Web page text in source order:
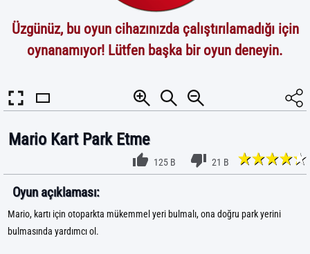
Üzgünüz, bu oyun cihazınızda çalıştırılamadığı için
oynanamıyor! Lütfen başka bir oyun deneyin.
Mario Kart Park Etme
125 B 21 B
Oyun açıklaması:
Mario, kartı için otoparkta mükemmel yeri bulmalı, ona doğru park yerini
bulmasında yardımcı ol.